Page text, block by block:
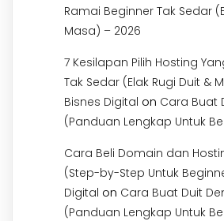
Ramai Beginner Tak Sedar
Masa) – 2026
7 Kesilapan Pilih Hosting
Tak Sedar (Elak Rugi Duit &
Bisnes Digital on Cara Buat
(Panduan Lengkap Untuk
Cara Beli Domain dan
(Step-by-Step Untuk
Digital on Cara Buat Duit
(Panduan Lengkap Untuk